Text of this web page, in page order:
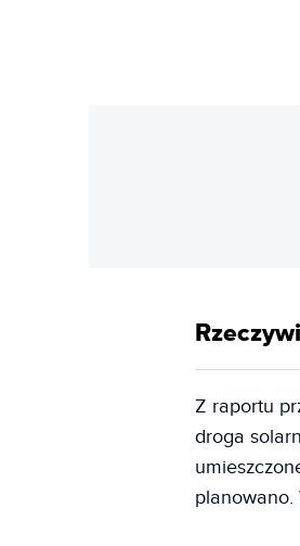
Z raportu
droga
planowano.